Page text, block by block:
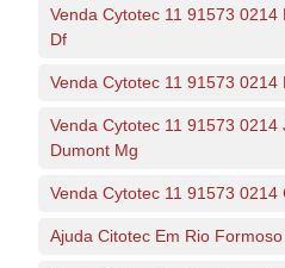
Venda Cytotec 11 91573
Df
Venda Cytotec 11 91573 0214
Venda Cytotec 11 91573
Dumont Mg
Venda Cytotec 11 91573 0214
Ajuda Citotec Em Rio